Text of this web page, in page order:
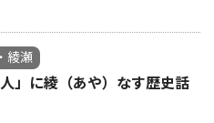
綾瀬
人」に綾（あや）なす歴史話